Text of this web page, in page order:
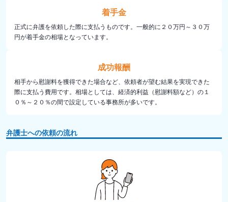
着手金
正式に弁護を依頼した際に支払うものです。一般的に２０万円～３０万
円が着手金の相場となっています。
成功報酬
相手から慰謝料を獲得できた場合など、依頼者が望む結果を実現できた
際に支払う費用です。相場としては、経済的利益（慰謝料額など）の１
０％～２０％の間で設定している事務所が多いです。
弁護士への依頼の流れ